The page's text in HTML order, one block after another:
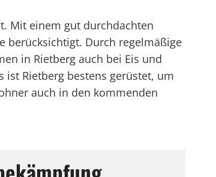
Mit einem gut durchdachten
berücksichtigt. Durch regelmäßige
in Rietberg auch bei Eis und
ist Rietberg bestens gerüstet, um
auch in den kommenden